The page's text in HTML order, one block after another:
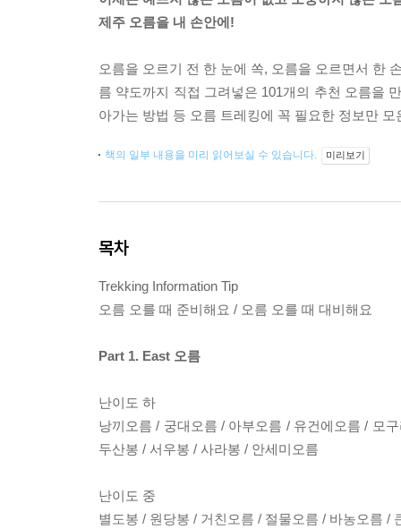
제주 오름을 내 손안에!
오름을 오르기 전 한 눈에 쏙, 오름을 오르면서 한
름 약도까지 직접 그려넣은 101개의 추천 오름을
아가는 방법 등 오름 트레킹에 꼭 필요한 정보만
책의 일부 내용을 미리 읽어보실 수 있습니다. 미리보기
목차
Trekking Information Tip
오름 오를 때 준비해요 / 오름 오를 때 대비해요
Part 1. East 오름
난이도 하
낭끼오름 / 궁대오름 / 아부오름 / 유건에오름 / 모
두산봉 / 서우봉 / 사라봉 / 안세미오름
난이도 중
별도봉 / 원당봉 / 거친오름 / 절물오름 / 바농오름 /